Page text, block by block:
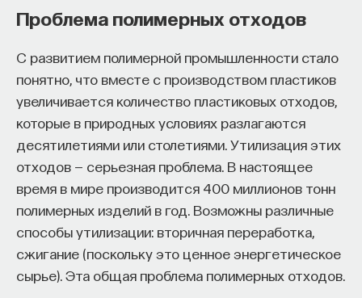
Проблема полимерных отходов
С развитием полимерной промышленности стало
понятно, что вместе с производством пластиков
увеличивается количество пластиковых отходов,
которые в природных условиях разлагаются
десятилетиями или столетиями. Утилизация этих
отходов — серьезная проблема. В настоящее
время в мире производится 400 миллионов тонн
полимерных изделий в год. Возможны различные
способы утилизации: вторичная переработка,
сжигание (поскольку это ценное энергетическое
сырье). Эта общая проблема полимерных отходов.
пространства. Попав туда, эндогенный
ретровирус, скорее всего, будет репрессирован,
накопит мутации и будет ждать своего часа,
чтобы пригодиться клетке. Конечно, в итоге
используется лишь малая часть ассортимента
последовательностей эндогенных ретровирусов,
а остальные пребывают в состоянии утильсырья.
В геноме человека большинство эндовирусов
насчитывают более 25 миллионов лет: они
встроились в геном наших предков еще
до отделения эволюционной линии
человекообразных от других обезьян. Но есть
и более молодые вирусные гены, которые